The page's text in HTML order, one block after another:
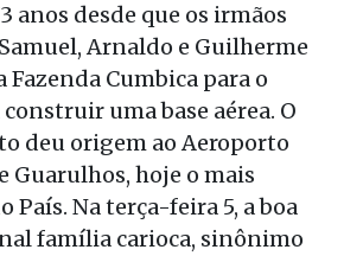
anos desde que os irmãos
Arnaldo e Guilherme
Fazenda Cumbica para o
uma base aérea. O
deu origem ao Aeroporto
hoje o mais
País. Na terça-feira 5, a boa
família carioca, sinônimo